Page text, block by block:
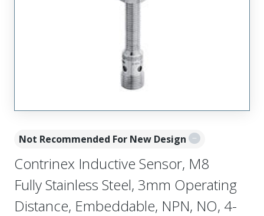
Not Recommended For New Design
Contrinex Inductive Sensor, M8
Fully Stainless Steel, 3mm Operating
Distance, Embeddable, NPN, NO, 4-